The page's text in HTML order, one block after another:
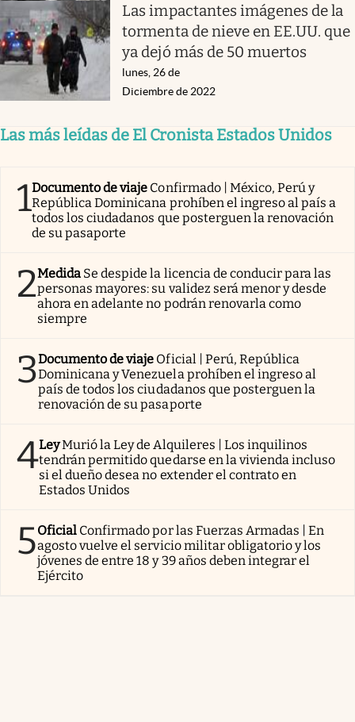
Las impactantes imágenes de la
tormenta de nieve en EE.UU. que
ya dejó más de 50 muertos
lunes, 26 de
Diciembre de 2022
Las más leídas de El Cronista Estados Unidos
1Documento de viaje Confirmado | México, Perú y
República Dominicana prohíben el ingreso al país a
todos los ciudadanos que posterguen la renovación
de su pasaporte
2Medida Se despide la licencia de conducir para las
personas mayores: su validez será menor y desde
ahora en adelante no podrán renovarla como
siempre
3Documento de viaje Oficial | Perú, República
Dominicana y Venezuela prohíben el ingreso al
país de todos los ciudadanos que posterguen la
renovación de su pasaporte
4LeyMurió la Ley de Alquileres | Los inquilinos
tendrán permitido quedarse en la vivienda incluso
si el dueño desea no extender el contrato en
Estados Unidos
5Oficial Confirmado por las Fuerzas Armadas | En
agosto vuelve el servicio militar obligatorio y los
jóvenes de entre 18 y 39 años deben integrar el
Ejército